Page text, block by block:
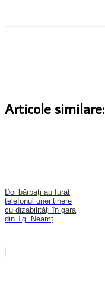
Articole similare:
Doi bărbați au furat
telefonul unei tinere
cu dizabilități în gara
din Tg. Neamț